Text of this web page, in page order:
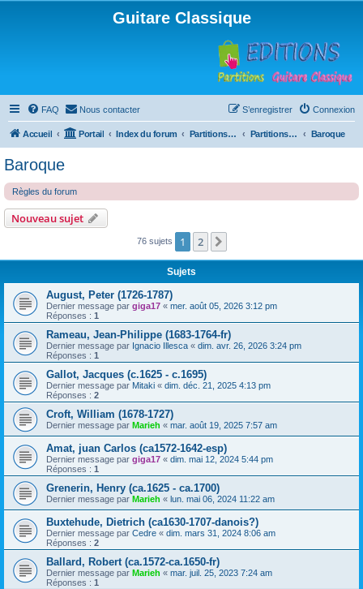
Guitare Classique
FAQ Nous contacter Connexion
S’enregistrer
Accueil Portail Index du forum Partitions pour guitare en libre téléchargement Partitions classées par compositeur Baroque
Baroque
Règles du forum
Nouveau sujet
76 sujets 1 2
Sujets
August, Peter (1726-1787)
Dernier message par giga17 « mer. août 05, 2026 3:12 pm
Réponses : 1
Rameau, Jean-Philippe (1683-1764-fr)
Dernier message par Ignacio Illesca « dim. avr. 26, 2026 3:24 pm
Réponses : 1
Gallot, Jacques (c.1625 - c.1695)
Dernier message par Mitaki « dim. déc. 21, 2025 4:13 pm
Réponses : 2
Croft, William (1678-1727)
Dernier message par Marieh « mar. août 19, 2025 7:57 am
Amat, juan Carlos (ca1572-1642-esp)
Dernier message par giga17 « dim. mai 12, 2024 5:44 pm
Réponses : 1
Grenerin, Henry (ca.1625 - ca.1700)
Dernier message par Marieh « lun. mai 06, 2024 11:22 am
Buxtehude, Dietrich (ca1630-1707-danois?)
Dernier message par Cedre « dim. mars 31, 2024 8:06 am
Réponses : 2
Ballard, Robert (ca.1572-ca.1650-fr)
Dernier message par Marieh « mar. juil. 25, 2023 7:24 am
Réponses : 1